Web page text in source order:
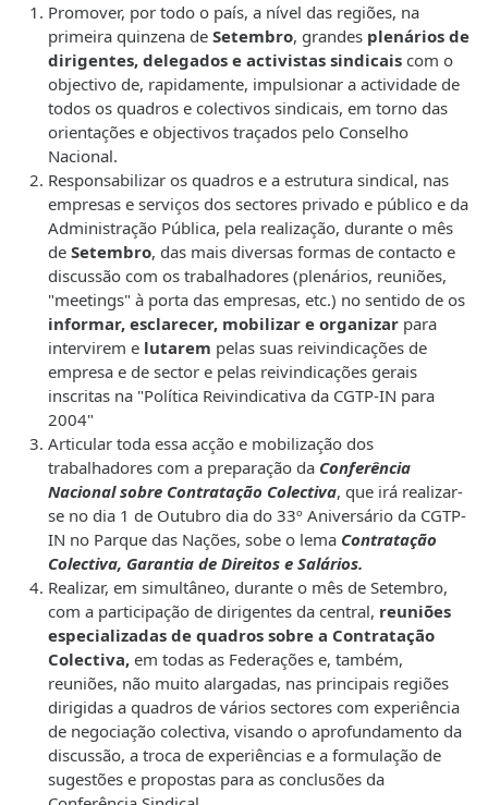
Promover, por todo o país, a nível das regiões, na
primeira quinzena de Setembro, grandes plenários de
dirigentes, delegados e activistas sindicais com o
objectivo de, rapidamente, impulsionar a actividade de
todos os quadros e colectivos sindicais, em torno das
orientações e objectivos traçados pelo Conselho
Nacional.
Responsabilizar os quadros e a estrutura sindical, nas
empresas e serviços dos sectores privado e público e da
Administração Pública, pela realização, durante o mês
de Setembro, das mais diversas formas de contacto e
discussão com os trabalhadores (plenários, reuniões,
"meetings" à porta das empresas, etc.) no sentido de os
informar, esclarecer, mobilizar e organizar para
intervirem e lutarem pelas suas reivindicações de
empresa e de sector e pelas reivindicações gerais
inscritas na "Política Reivindicativa da CGTP-IN para
2004"
Articular toda essa acção e mobilização dos
trabalhadores com a preparação da Conferência
Nacional sobre Contratação Colectiva, que irá realizar-
se no dia 1 de Outubro dia do 33º Aniversário da CGTP-
IN no Parque das Nações, sobe o lema Contratação
Colectiva, Garantia de Direitos e Salários.
Realizar, em simultâneo, durante o mês de Setembro,
com a participação de dirigentes da central, reuniões
especializadas de quadros sobre a Contratação
Colectiva, em todas as Federações e, também,
reuniões, não muito alargadas, nas principais regiões
dirigidas a quadros de vários sectores com experiência
de negociação colectiva, visando o aprofundamento da
discussão, a troca de experiências e a formulação de
sugestões e propostas para as conclusões da